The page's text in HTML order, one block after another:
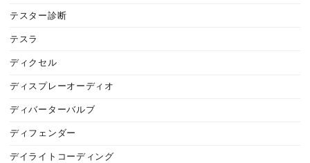
テスター診断
テスラ
ディクセル
ディスプレーオーディオ
ディバーターバルブ
ディフェンダー
デイライトコーディング